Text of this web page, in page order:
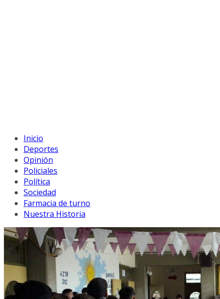
Inicio
Deportes
Opinión
Policiales
Política
Sociedad
Farmacia de turno
Nuestra Historia